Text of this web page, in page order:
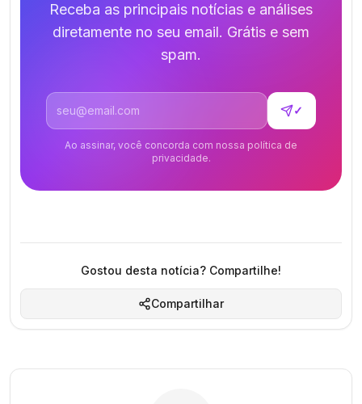
Receba as principais notícias e análises
diretamente no seu email. Grátis e sem
spam.
Endereço de email
✓
Ao assinar, você concorda com nossa política de
privacidade.
Gostou desta notícia? Compartilhe!
Compartilhar